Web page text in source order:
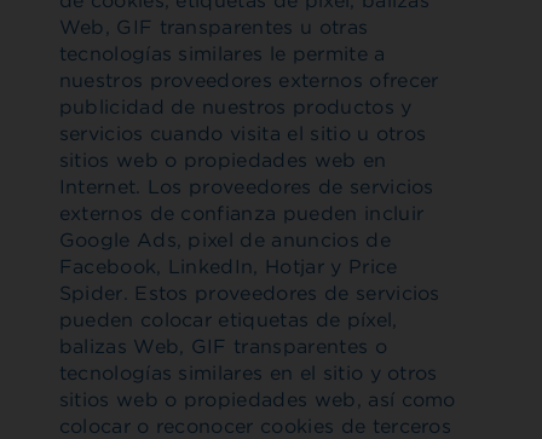
Web, GIF transparentes u otras
tecnologías similares le permite a
nuestros proveedores externos ofrecer
publicidad de nuestros productos y
servicios cuando visita el sitio u otros
sitios web o propiedades web en
Internet. Los proveedores de servicios
externos de confianza pueden incluir
Google Ads, pixel de anuncios de
Facebook, LinkedIn, Hotjar y Price
Spider. Estos proveedores de servicios
pueden colocar etiquetas de píxel,
balizas Web, GIF transparentes o
tecnologías similares en el sitio y otros
sitios web o propiedades web, así como
colocar o reconocer cookies de terceros